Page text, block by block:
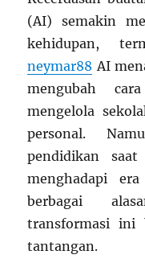
(AI) semakin
kehidupan,
neymar88 AI
mengubah
mengelola
personal.
pendidikan
menghadapi
berbagai
transformasi ini
tantangan.